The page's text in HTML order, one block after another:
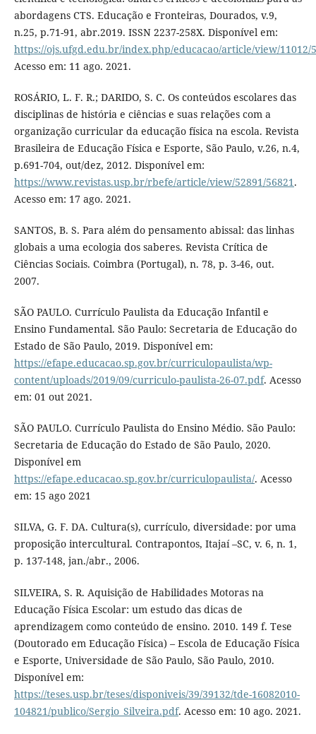
abordagens CTS. Educação e Fronteiras, Dourados, v.9,
n.25, p.71-91, abr.2019. ISSN 2237-258X. Disponível em:
https://ojs.ufgd.edu.br/index.php/educacao/article/view/11012/
Acesso em: 11 ago. 2021.
ROSÁRIO, L. F. R.; DARIDO, S. C. Os conteúdos escolares das
disciplinas de história e ciências e suas relações com a
organização curricular da educação física na escola. Revista
Brasileira de Educação Física e Esporte, São Paulo, v.26, n.4,
p.691-704, out/dez, 2012. Disponível em:
https://www.revistas.usp.br/rbefe/article/view/52891/56821.
Acesso em: 17 ago. 2021.
SANTOS, B. S. Para além do pensamento abissal: das linhas
globais a uma ecologia dos saberes. Revista Crítica de
Ciências Sociais. Coimbra (Portugal), n. 78, p. 3-46, out.
2007.
SÃO PAULO. Currículo Paulista da Educação Infantil e
Ensino Fundamental. São Paulo: Secretaria de Educação do
Estado de São Paulo, 2019. Disponível em:
https://efape.educacao.sp.gov.br/curriculopaulista/wp-
content/uploads/2019/09/curriculo-paulista-26-07.pdf. Acesso
em: 01 out 2021.
SÃO PAULO. Currículo Paulista do Ensino Médio. São Paulo:
Secretaria de Educação do Estado de São Paulo, 2020.
Disponível em
https://efape.educacao.sp.gov.br/curriculopaulista/. Acesso
em: 15 ago 2021
SILVA, G. F. DA. Cultura(s), currículo, diversidade: por uma
proposição intercultural. Contrapontos, Itajaí –SC, v. 6, n. 1,
p. 137-148, jan./abr., 2006.
SILVEIRA, S. R. Aquisição de Habilidades Motoras na
Educação Física Escolar: um estudo das dicas de
aprendizagem como conteúdo de ensino. 2010. 149 f. Tese
(Doutorado em Educação Física) – Escola de Educação Física
e Esporte, Universidade de São Paulo, São Paulo, 2010.
Disponível em:
https://teses.usp.br/teses/disponiveis/39/39132/tde-16082010-
104821/publico/Sergio_Silveira.pdf. Acesso em: 10 ago. 2021.